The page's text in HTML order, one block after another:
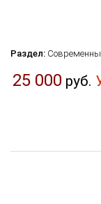
Раздел:
25 000 руб.